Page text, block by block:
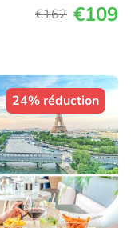
€162 €109
24% réduction